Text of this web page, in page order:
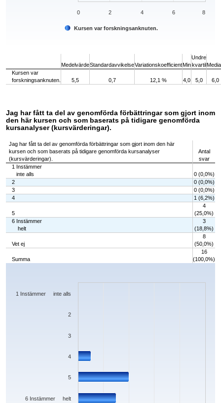
Kursen var forskningsanknuten.
0 2 4 6 8
MedelvärdeStandardavvikelseVariationskoefficientMin
Undre
kvartil
Kursen var
forskningsanknuten.
5,5 0,7 12,1 % 4,0 5,0 6,0
Jag har fått ta del av genomförda förbättringar som gjort inom
den här kursen och som baserats på tidigare genomförda
kursanalyser (kursvärderingar).
Jag har fått ta del av genomförda förbättringar som gjort inom den här
kursen och som baserats på tidigare genomförda kursanalyser
(kursvärderingar).
Antal
svar
1 Instämmer
inte alls
0 (0,0%)
2
0 (0,0%)
3
0 (0,0%)
4
1 (6,2%)
5
4
(25,0%)
6 Instämmer
helt
3
(18,8%)
Vet ej
8
(50,0%)
Summa
16
(100,0%)
Chart
The chart has 1 X axis displaying categories.
6 Instämmer helt
5
4
3
2
1 Instämmer inte alls